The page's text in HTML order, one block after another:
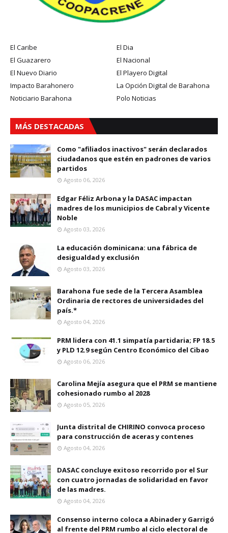
El Caribe
El Dia
El Guazarero
El Nacional
El Nuevo Diario
El Playero Digital
Impacto Barahonero
La Opción Digital de Barahona
Noticiario Barahona
Polo Noticias
MÁS DESTACADAS
Como "afiliados inactivos" serán declarados
ciudadanos que estén en padrones de varios
partidos
Agosto 06, 2026
Edgar Féliz Arbona y la DASAC impactan
madres de los municipios de Cabral y Vicente
Noble
Agosto 03, 2026
La educación dominicana: una fábrica de
desigualdad y exclusión
Agosto 03, 2026
Barahona fue sede de la Tercera Asamblea
Ordinaria de rectores de universidades del
país.*
Agosto 04, 2026
PRM lidera con 41.1 simpatía partidaria; FP 18.5
y PLD 12.9 según Centro Económico del Cibao
Agosto 06, 2026
Carolina Mejía asegura que el PRM se mantiene
cohesionado rumbo al 2028
Agosto 05, 2026
Junta distrital de CHIRINO convoca proceso
para construcción de aceras y contenes
Agosto 04, 2026
DASAC concluye exitoso recorrido por el Sur
con cuatro jornadas de solidaridad en favor
de las madres.
Agosto 04, 2026
Consenso interno coloca a Abinader y Garrigó
al frente del PRM rumbo al ciclo electoral de